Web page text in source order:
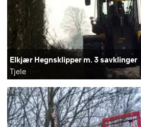
Elkjær Hegnsklipper m. 3 savklinger
Tjele